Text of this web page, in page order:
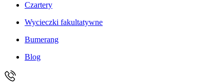
Czartery
Wycieczki fakultatywne
Bumerang
Blog